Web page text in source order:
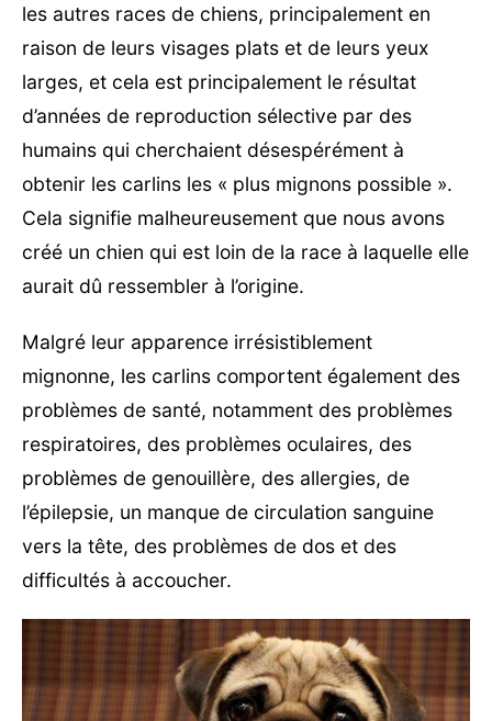
les autres races de chiens, principalement en
raison de leurs visages plats et de leurs yeux
larges, et cela est principalement le résultat
d’années de reproduction sélective par des
humains qui cherchaient désespérément à
obtenir les carlins les « plus mignons possible ».
Cela signifie malheureusement que nous avons
créé un chien qui est loin de la race à laquelle elle
aurait dû ressembler à l’origine.
Malgré leur apparence irrésistiblement
mignonne, les carlins comportent également des
problèmes de santé, notamment des problèmes
respiratoires, des problèmes oculaires, des
problèmes de genouillère, des allergies, de
l’épilepsie, un manque de circulation sanguine
vers la tête, des problèmes de dos et des
difficultés à accoucher.